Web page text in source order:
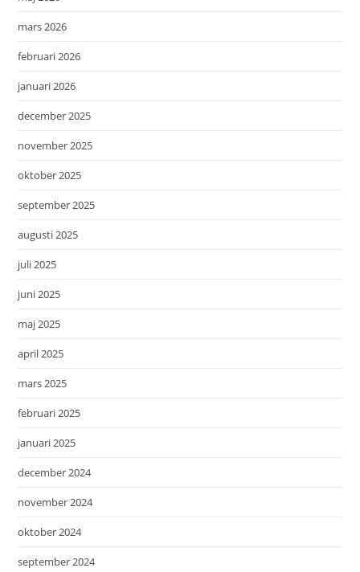
mars 2026
februari 2026
januari 2026
december 2025
november 2025
oktober 2025
september 2025
augusti 2025
juli 2025
juni 2025
maj 2025
april 2025
mars 2025
februari 2025
januari 2025
december 2024
november 2024
oktober 2024
september 2024